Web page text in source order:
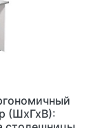
(ШхГхВ):